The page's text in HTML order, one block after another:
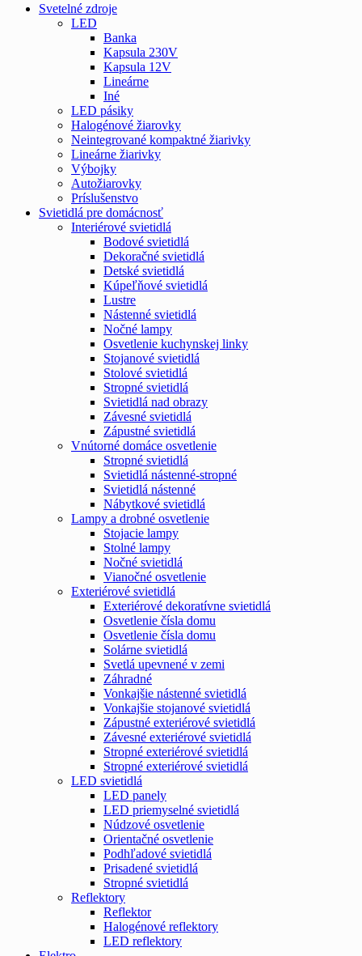
Svetelné zdroje
LED
Banka
Kapsula 230V
Kapsula 12V
Lineárne
Iné
LED pásiky
Halogénové žiarovky
Neintegrované kompaktné žiarivky
Lineárne žiarivky
Výbojky
Autožiarovky
Príslušenstvo
Svietidlá pre domácnosť
Interiérové svietidlá
Bodové svietidlá
Dekoračné svietidlá
Detské svietidlá
Kúpeľňové svietidlá
Lustre
Nástenné svietidlá
Nočné lampy
Osvetlenie kuchynskej linky
Stojanové svietidlá
Stolové svietidlá
Stropné svietidlá
Svietidlá nad obrazy
Závesné svietidlá
Zápustné svietidlá
Vnútorné domáce osvetlenie
Stropné svietidlá
Svietidlá nástenné-stropné
Svietidlá nástenné
Nábytkové svietidlá
Lampy a drobné osvetlenie
Stojacie lampy
Stolné lampy
Nočné svietidlá
Vianočné osvetlenie
Exteriérové svietidlá
Exteriérové dekoratívne svietidlá
Osvetlenie čísla domu
Osvetlenie čísla domu
Solárne svietidlá
Svetlá upevnené v zemi
Záhradné
Vonkajšie nástenné svietidlá
Vonkajšie stojanové svietidlá
Zápustné exteriérové svietidlá
Závesné exteriérové svietidlá
Stropné exteriérové svietidlá
Stropné exteriérové svietidlá
LED svietidlá
LED panely
LED priemyselné svietidlá
Núdzové osvetlenie
Orientačné osvetlenie
Podhľadové svietidlá
Prisadené svietidlá
Stropné svietidlá
Reflektory
Reflektor
Halogénové reflektory
LED reflektory